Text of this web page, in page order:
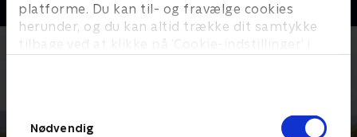
platforme. Du kan til- og fravælge cookies
herunder, og du kan altid trække dit samtykke
tilbage ved at klikke på ’Cookie-indstillinger’ i
Nødvendig